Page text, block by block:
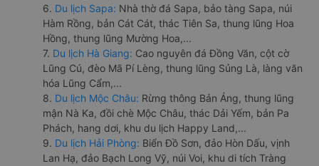
6. Du lịch Sapa: Nhà thờ đá Sapa, bảo tàng Sapa, núi
Hàm Rồng, bản Cát Cát, thác Tiên Sa, thung lũng Hoa
Hồng, thung lũng Mường Hoa,...
7. Du lịch Hà Giang: Cao nguyên đá Đồng Văn, cột cờ
Lũng Cú, đèo Mã Pí Lèng, thung lũng Sủng Là, làng văn
hóa Lũng Cẩm,...
8. Du lịch Mộc Châu: Rừng thông Bản Áng, thung lũng
mận Nà Ka, đồi chè Mộc Châu, thác Dải Yếm, bản Pa
Phách, hang dơi, khu du lịch Happy Land,...
9. Du lịch Hải Phòng: Biển Đồ Sơn, đảo Hòn Dấu, vịnh
Lan Hạ, đảo Bạch Long Vỹ, núi Voi, khu di tích Tràng